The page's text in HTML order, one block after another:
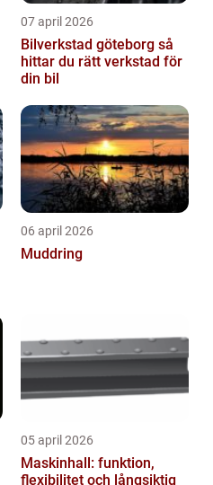
07 april 2026
Bilverkstad göteborg så
hittar du rätt verkstad för
din bil
06 april 2026
Muddring
05 april 2026
Maskinhall: funktion,
flexibilitet och långsiktig